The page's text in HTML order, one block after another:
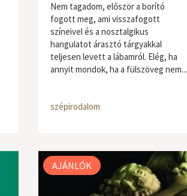
Nem tagadom, először a borító
fogott meg, ami visszafogott
színeivel és a nosztalgikus
hangulatot árasztó tárgyakkal
teljesen levett a lábamról. Elég, ha
annyit mondok, ha a fülszöveg nem...
szépirodalom
AJÁNLÓK